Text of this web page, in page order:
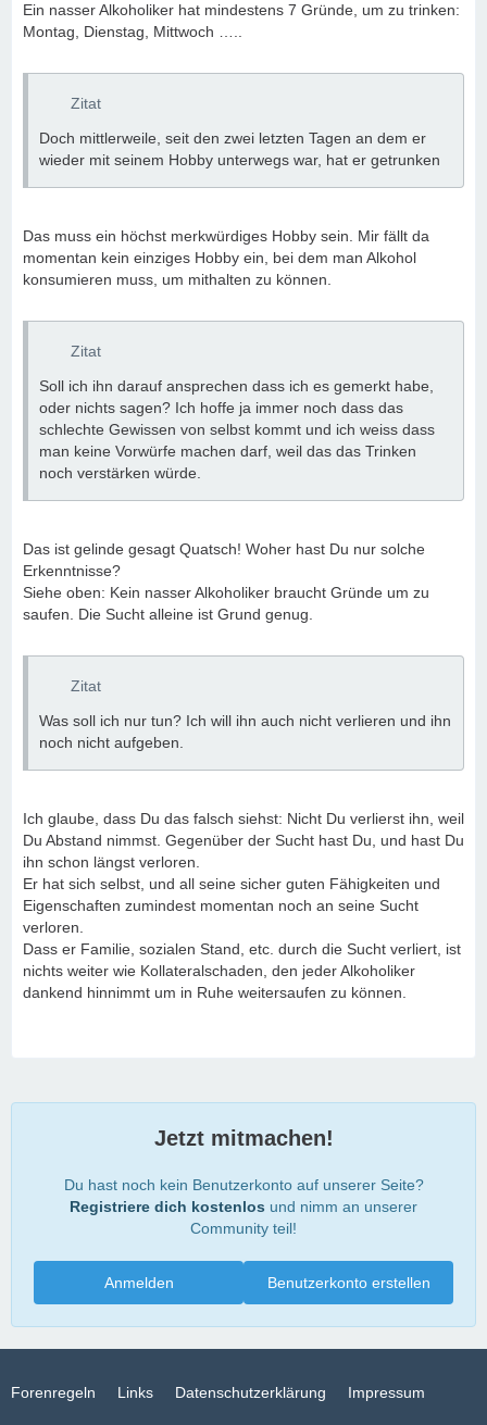
Ein nasser Alkoholiker hat mindestens 7 Gründe, um zu trinken:
Montag, Dienstag, Mittwoch …..
Zitat
Doch mittlerweile, seit den zwei letzten Tagen an dem er
wieder mit seinem Hobby unterwegs war, hat er getrunken
Das muss ein höchst merkwürdiges Hobby sein. Mir fällt da
momentan kein einziges Hobby ein, bei dem man Alkohol
konsumieren muss, um mithalten zu können.
Zitat
Soll ich ihn darauf ansprechen dass ich es gemerkt habe,
oder nichts sagen? Ich hoffe ja immer noch dass das
schlechte Gewissen von selbst kommt und ich weiss dass
man keine Vorwürfe machen darf, weil das das Trinken
noch verstärken würde.
Das ist gelinde gesagt Quatsch! Woher hast Du nur solche
Erkenntnisse?
Siehe oben: Kein nasser Alkoholiker braucht Gründe um zu
saufen. Die Sucht alleine ist Grund genug.
Zitat
Was soll ich nur tun? Ich will ihn auch nicht verlieren und ihn
noch nicht aufgeben.
Ich glaube, dass Du das falsch siehst: Nicht Du verlierst ihn, weil
Du Abstand nimmst. Gegenüber der Sucht hast Du, und hast Du
ihn schon längst verloren.
Er hat sich selbst, und all seine sicher guten Fähigkeiten und
Eigenschaften zumindest momentan noch an seine Sucht
verloren.
Dass er Familie, sozialen Stand, etc. durch die Sucht verliert, ist
nichts weiter wie Kollateralschaden, den jeder Alkoholiker
dankend hinnimmt um in Ruhe weitersaufen zu können.
Jetzt mitmachen!
Du hast noch kein Benutzerkonto auf unserer Seite?
Registriere dich kostenlos und nimm an unserer
Community teil!
Benutzerkonto erstellen
Anmelden
Forenregeln Links Datenschutzerklärung Impressum